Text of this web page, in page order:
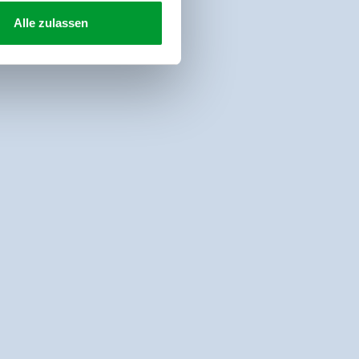
Alle zulassen